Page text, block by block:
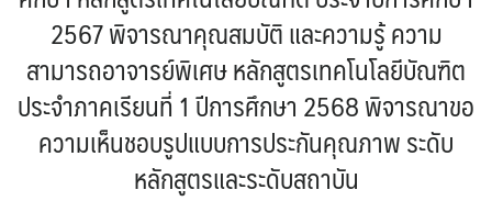
2567 พิจารณาคุณสมบัติ และความรู้ ความ
สามารถอาจารย์พิเศษ หลักสูตรเทคโนโลยีบัณฑิต
ประจำภาคเรียนที่ 1 ปีการศึกษา 2568 พิจารณาขอ
ความเห็นชอบรูปแบบการประกันคุณภาพ ระดับ
หลักสูตรและระดับสถาบัน